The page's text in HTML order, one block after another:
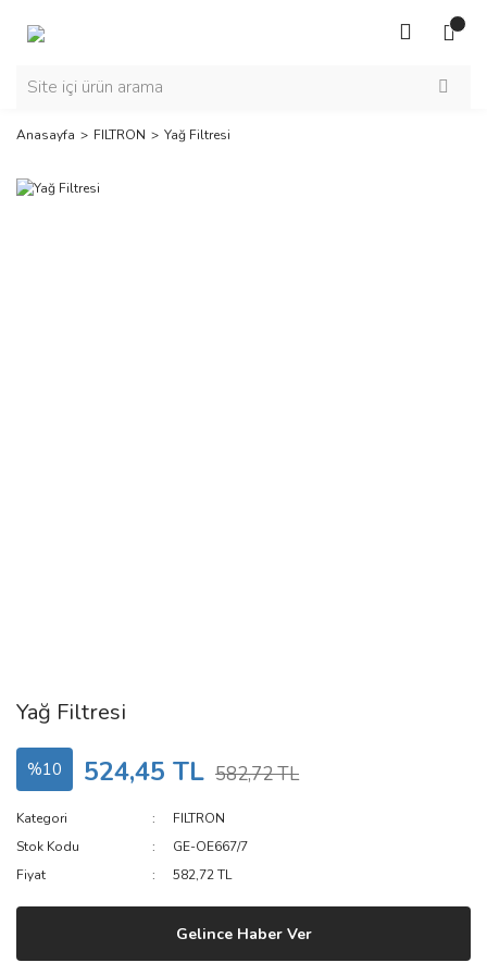
Anasayfa FILTRON Yağ Filtresi
Yağ Filtresi
%10 524,45 TL 582,72 TL
Kategori
FILTRON
Stok Kodu
GE-OE667/7
Fiyat
582,72 TL
Gelince Haber Ver